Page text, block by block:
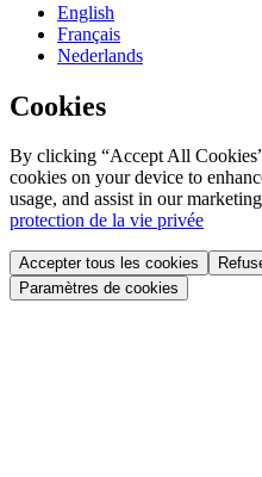
English
Français
Nederlands
Cookies
By clicking “Accept All
cookies on your device to
usage, and assist in our
protection de la vie privée
Accepter tous les cookies
Paramètres de cookies